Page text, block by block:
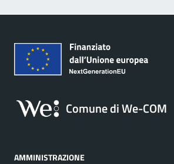
Comune di We-COM
AMMINISTRAZIONE